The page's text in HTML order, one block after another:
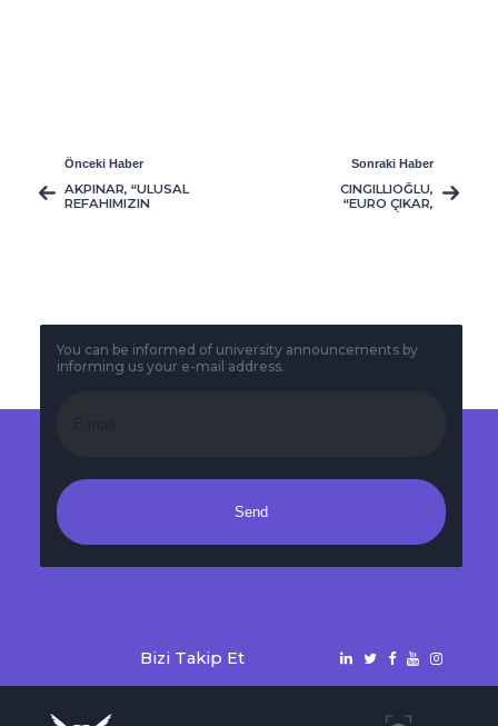
Önceki Haber
AKPINAR, “ULUSAL
REFAHIMIZIN
Sonraki Haber
CINGILLIOĞLU,
“EURO ÇIKAR,
You can be informed of university announcements by
informing us your e-mail address.
Send
Bizi Takip Et